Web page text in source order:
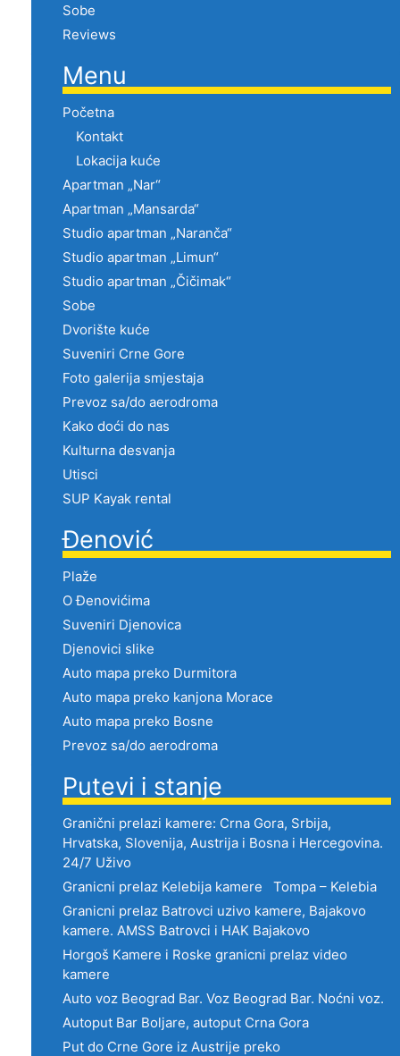
Sobe
Reviews
Menu
Početna
Kontakt
Lokacija kuće
Apartman „Nar“
Apartman „Mansarda“
Studio apartman „Naranča“
Studio apartman „Limun“
Studio apartman „Čičimak“
Sobe
Dvorište kuće
Suveniri Crne Gore
Foto galerija smjestaja
Prevoz sa/do aerodroma
Kako doći do nas
Kulturna desvanja
Utisci
SUP Kayak rental
Đenović
Plaže
O Đenovićima
Suveniri Djenovica
Djenovici slike
Auto mapa preko Durmitora
Auto mapa preko kanjona Morace
Auto mapa preko Bosne
Prevoz sa/do aerodroma
Putevi i stanje
Granični prelazi kamere: Crna Gora, Srbija,
Hrvatska, Slovenija, Austrija i Bosna i Hercegovina.
24/7 Uživo
Granicni prelaz Kelebija kamere Tompa – Kelebia
Granicni prelaz Batrovci uzivo kamere, Bajakovo
kamere. AMSS Batrovci i HAK Bajakovo
Horgoš Kamere i Roske granicni prelaz video
kamere
Auto voz Beograd Bar. Voz Beograd Bar. Noćni voz.
Autoput Bar Boljare, autoput Crna Gora
Put do Crne Gore iz Austrije preko